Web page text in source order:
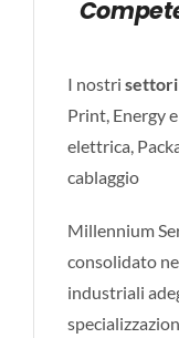
I nostri settori
Print, Energy
elettrica,
cablaggio
Millennium
consolidato
industriali